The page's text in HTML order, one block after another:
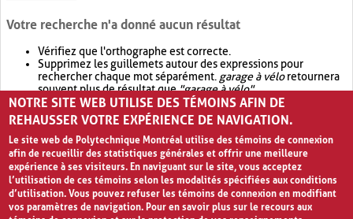
Votre recherche n'a donné aucun résultat
Vérifiez que l'orthographe est correcte.
Supprimez les guillemets autour des expressions pour
rechercher chaque mot séparément. garage à véloretournera
souvent plus de résultat que"garage à vélo".
Envisagez d'élargir votre recherche avec OR.garage OR vélo
retournera souvent plus de résultat quegarage à vélo
NOTRE SITE WEB UTILISE DES TÉMOINS AFIN DE
REHAUSSER VOTRE EXPÉRIENCE DE NAVIGATION.
Le site web de Polytechnique Montréal utilise des témoins de connexion
afin de recueillir des statistiques générales et offrir une meilleure
expérience à ses visiteurs. En naviguant sur le site, vous acceptez
l’utilisation de ces témoins selon les modalités spécifiées aux conditions
d’utilisation. Vous pouvez refuser les témoins de connexion en modifiant
vos paramètres de navigation. Pour en savoir plus sur le recours aux